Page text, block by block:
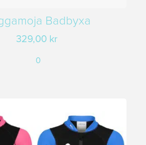
Badbyxa
329,00 kr
0